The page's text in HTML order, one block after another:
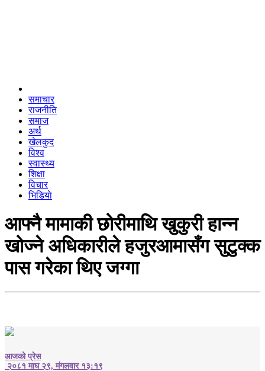
समाचार
राजनीति
समाज
अर्थ
खेलकुद
विश्व
स्वास्थ्य
शिक्षा
विचार
भिडियाे
आफ्नै मामाकी छोरीमाथि खुकुरी हान्न
खोज्ने अधिकारीले हजुरआमासँग सुटुक्क
पास गरेका थिए जग्गा
आजको प्रेस
२०८१ माघ २९, मंगलवार १३:१९